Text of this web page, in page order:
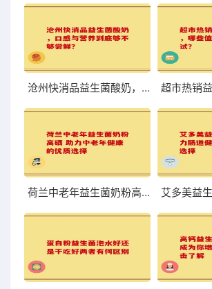
沧州快消品益生菌酸奶，口感与营养到底够不够尝鲜？
荷兰中老年益生菌奶粉高硒 助力中老年健康的优质选择